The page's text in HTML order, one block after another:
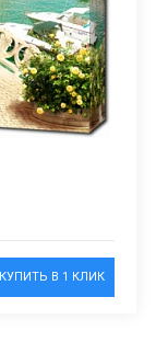
КУПИТЬ В 1 КЛИК